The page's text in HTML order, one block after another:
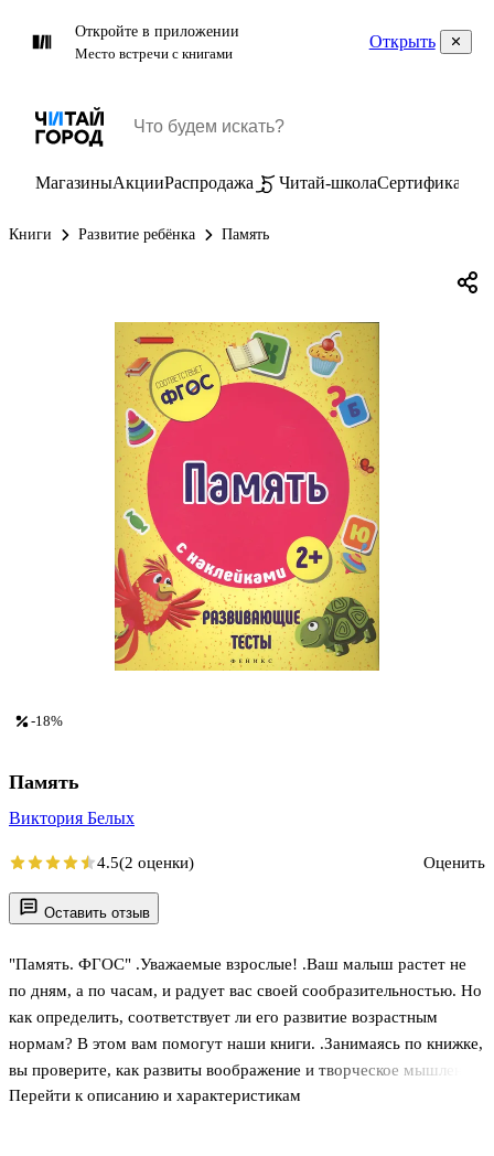
Откройте в приложении
Место встречи с книгами
Открыть
МагазиныАкцииРаспродажа Читай-школаСертификаты
Книги Развитие ребёнка Память
Оставить отзыв
"Память. ФГОС" .Уважаемые взрослые! .Ваш малыш растет не
по дням, а по часам, и радует вас своей сообразительностью. Но
как определить, соответствует ли его развитие возрастным
нормам? В этом вам помогут наши книги. .Занимаясь по книжке,
вы проверите, как развиты воображение и творческое мышление
у вашего малыша. А наклейки помогут сделать занятия более
Перейти к описанию и характеристикам
-18%
Память
Виктория Белых
4.5(2 оценки) Оценить